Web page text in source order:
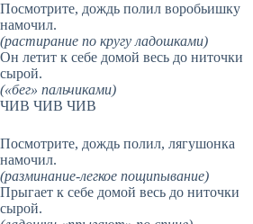
Посмотрите, дождь полил воробьишку
намочил.
(растирание по кругу ладошками)
Он летит к себе домой весь до ниточки
сырой.
(«бег» пальчиками)
ЧИВ ЧИВ ЧИВ
Посмотрите, дождь полил, лягушонка
намочил.
(разминание-легкое пощипывание)
Прыгает к себе домой весь до ниточки
сырой.